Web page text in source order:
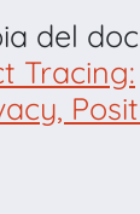
del
Tracing: